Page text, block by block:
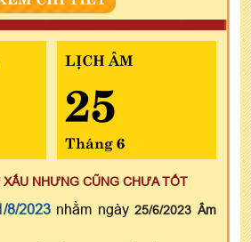
LỊCH ÂM
25
Tháng 6
XẤU NHƯNG CŨNG CHƯA TỐT
8/2023nhằm ngày25/6/2023 Âm